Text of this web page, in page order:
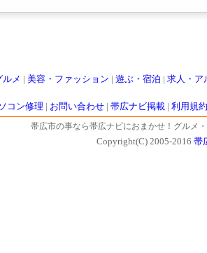
ルメ 美容・ファッション 遊ぶ・宿泊 求人・ア
コン修理 お問い合わせ| 帯広ナビ掲載| 利用規約
帯広市の事なら帯広ナビにおまかせ！グルメ
Copyright(C) 2005-2016 帯